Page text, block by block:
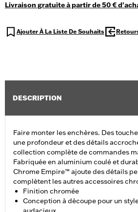
Livraison gratuite à partir de 50 €
Ajouter À La Liste De Souhaits
DESCRIPTION
Faire monter les enchères. Des
une profondeur et des détails
collection complète de commandes
Fabriquée en aluminium coulé et
Chrome Empire™ ajoute des détails
complètent les autres accessoires
Finition chromée
Conception à découpe pour un